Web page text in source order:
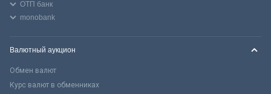
ОТП банк
monobank
Валютный аукцион
Обмен валют
Курс валют в обменниках